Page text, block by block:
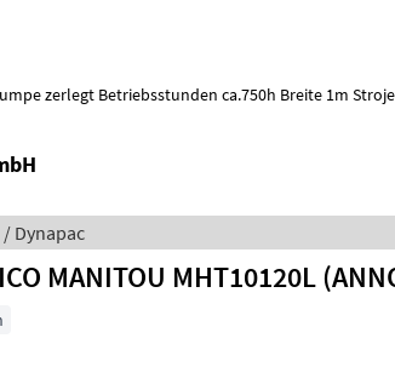
Defekt
Dynapac
MANITOU MHT10120L